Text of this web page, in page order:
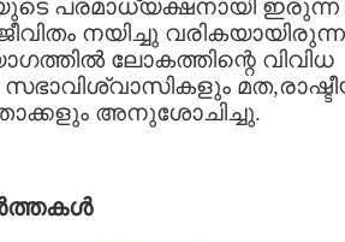
പരമാധ്യക്ഷനായി ഇരുന്ന
നയിച്ചു
ലോകത്തിന്റെ വിവിധ
സഭാവിശ്വാസികളും
അനുശോചിച്ചു.